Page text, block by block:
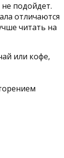
подойдет.
отличаются
читать на
или кофе,